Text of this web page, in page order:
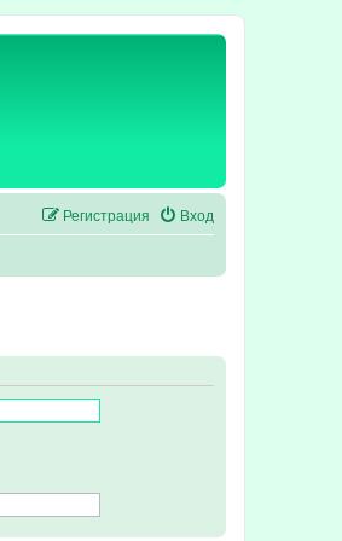
Вход
Регистрация